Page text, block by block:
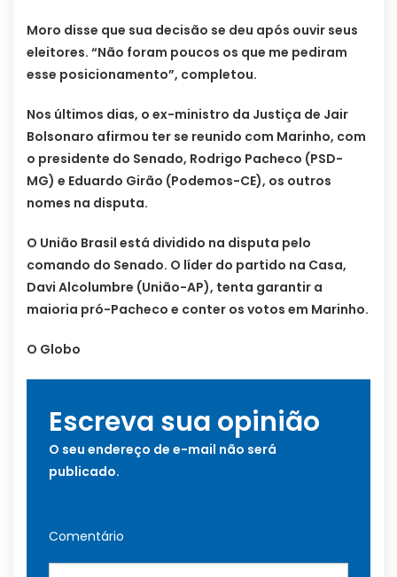
Moro disse que sua decisão se deu após ouvir seus
eleitores. “Não foram poucos os que me pediram
esse posicionamento”, completou.
Nos últimos dias, o ex-ministro da Justiça de Jair
Bolsonaro afirmou ter se reunido com Marinho, com
o presidente do Senado, Rodrigo Pacheco (PSD-
MG) e Eduardo Girão (Podemos-CE), os outros
nomes na disputa.
O União Brasil está dividido na disputa pelo
comando do Senado. O líder do partido na Casa,
Davi Alcolumbre (União-AP), tenta garantir a
maioria pró-Pacheco e conter os votos em Marinho.
O Globo
Escreva sua opinião
O seu endereço de e-mail não será
publicado.
Comentário